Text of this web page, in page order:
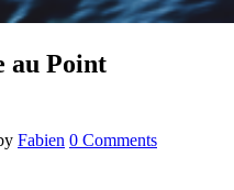
au Point
Fabien 0 Comments